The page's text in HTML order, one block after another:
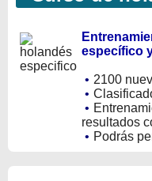
específico
• 2100
•
•
resultados
• Podrás